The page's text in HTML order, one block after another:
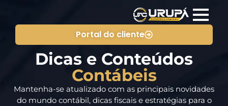
Portal do cliente
Dicas e Conteúdos
Contábeis
Mantenha-se atualizado com as principais novidades
do mundo contábil, dicas fiscais e estratégias para o